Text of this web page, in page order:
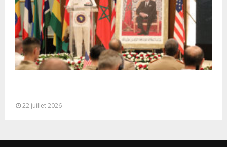
22 juillet 2026